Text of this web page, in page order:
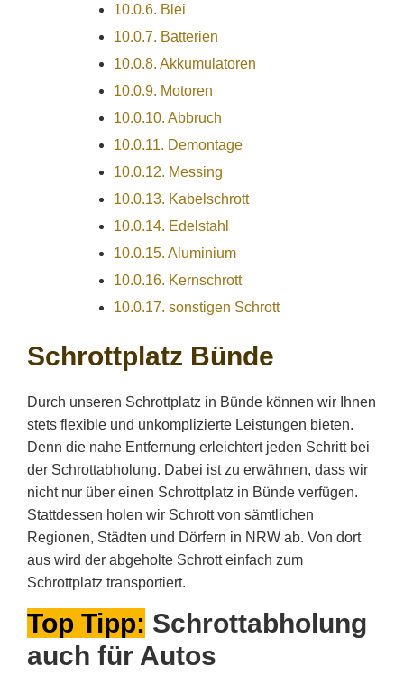
10.0.6. Blei
10.0.7. Batterien
10.0.8. Akkumulatoren
10.0.9. Motoren
10.0.10. Abbruch
10.0.11. Demontage
10.0.12. Messing
10.0.13. Kabelschrott
10.0.14. Edelstahl
10.0.15. Aluminium
10.0.16. Kernschrott
10.0.17. sonstigen Schrott
Schrottplatz Bünde
Durch unseren Schrottplatz in Bünde können wir Ihnen
stets flexible und unkomplizierte Leistungen bieten.
Denn die nahe Entfernung erleichtert jeden Schritt bei
der Schrottabholung. Dabei ist zu erwähnen, dass wir
nicht nur über einen Schrottplatz in Bünde verfügen.
Stattdessen holen wir Schrott von sämtlichen
Regionen, Städten und Dörfern in NRW ab. Von dort
aus wird der abgeholte Schrott einfach zum
Schrottplatz transportiert.
Top Tipp: Schrottabholung
auch für Autos